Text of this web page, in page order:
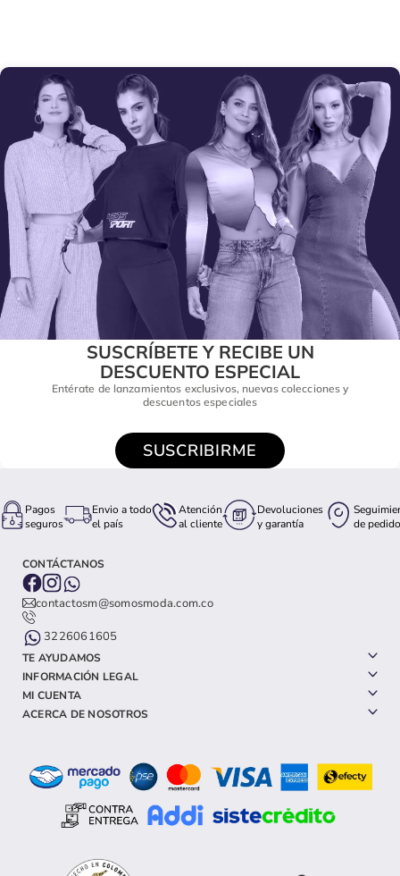
SUSCRÍBETE Y RECIBE UN
DESCUENTO ESPECIAL
Entérate de lanzamientos exclusivos, nuevas colecciones y
descuentos especiales
SUSCRIBIRME
Pagos
seguros
Envio a todo
el país
Atención
al cliente
Devoluciones
y garantía
de pedido
CONTÁCTANOS
contactosm@somosmoda.com.co
3226061605
TE AYUDAMOS
INFORMACIÓN LEGAL
MI CUENTA
ACERCA DE NOSOTROS